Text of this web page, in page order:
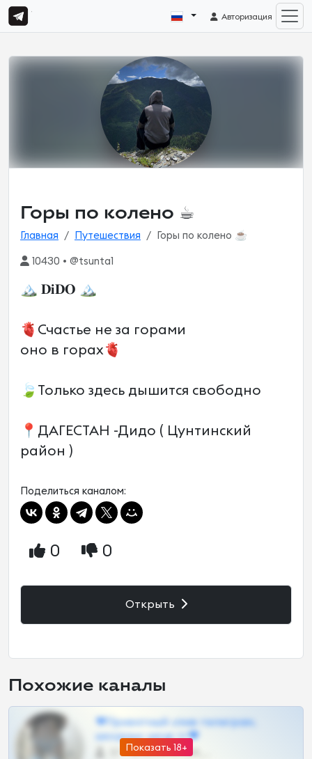
Авторизация
Горы по колено ☕︎︎
Главная Путешествия Горы по колено ☕︎︎
10430 • @tsunta1
🏔️ 𝐃𝐢𝐃𝐎 🏔️
🫀Счастье не за горами
оно в горах🫀
🍃Только здесь дышится свободно
📍ДАГЕСТАН -Дидо ( Цунтинский
район )
Поделиться каналом:
0 0
Открыть
Похожие каналы
Показать 18+
❤Приватный слив телеграм,
шкодных шкур тг❤
57 •